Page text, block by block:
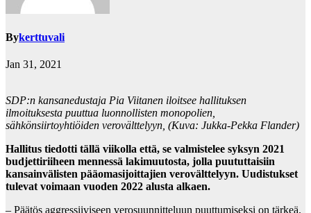
Bykerttuvali
Jan 31, 2021
SDP:n kansanedustaja Pia Viitanen iloitsee hallituksen
ilmoituksesta puuttua luonnollisten monopolien,
sähkönsiirtoyhtiöiden verovälttelyyn, (Kuva: Jukka-Pekka Flander)
Hallitus tiedotti tällä viikolla että, se valmistelee syksyn 2021
budjettiriiheen mennessä lakimuutosta, jolla puututtaisiin
kansainvälisten pääomasijoittajien verovälttelyyn. Uudistukset
tulevat voimaan vuoden 2022 alusta alkaen.
– Päätös aggressiiviseen verosuunnitteluun puuttumiseksi on tärkeä.